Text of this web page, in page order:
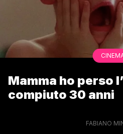
Mamma ho perso
compiuto 30 anni
FABIANO